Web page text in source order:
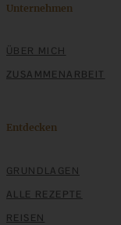
Unternehmen
ÜBER MICH
ZUSAMMENARBEIT
Entdecken
GRUNDLAGEN
ALLE REZEPTE
REISEN